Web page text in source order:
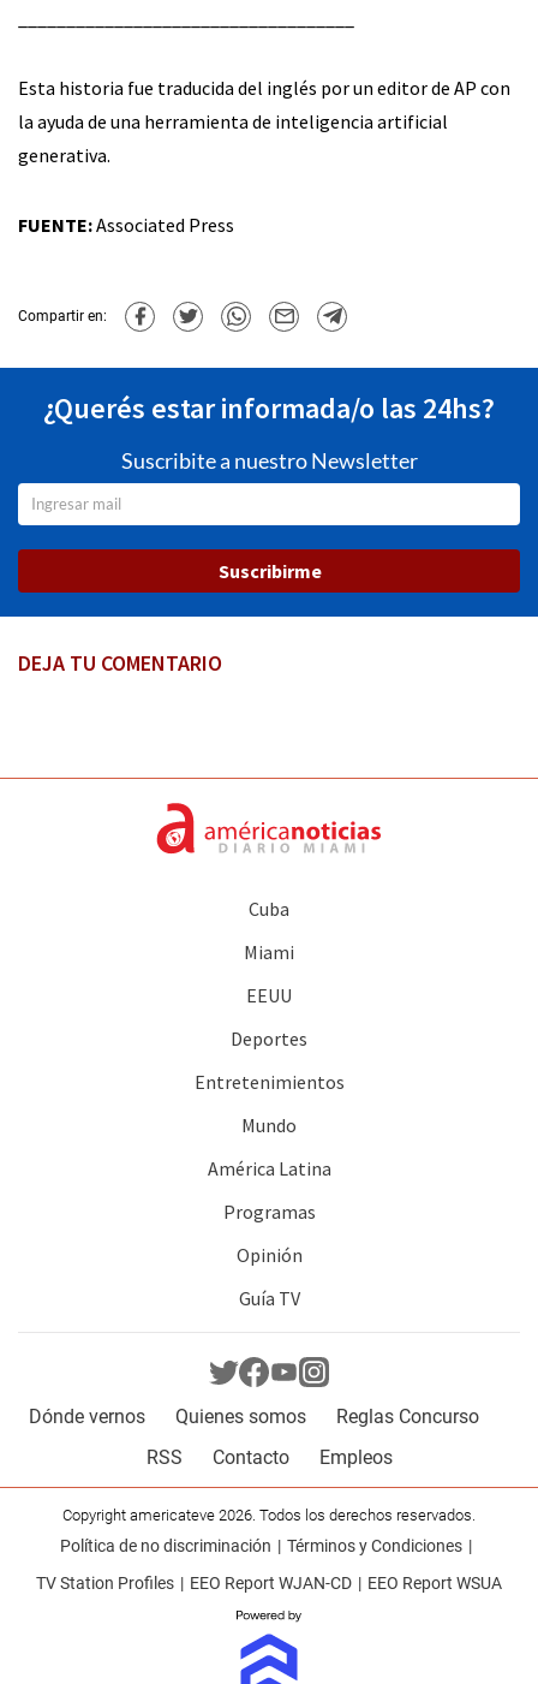
Esta historia fue traducida del inglés por un editor de AP con
la ayuda de una herramienta de inteligencia artificial
generativa.
FUENTE:Associated Press
Compartir en:
¿Querés estar informada/o las 24hs?
Suscribite a nuestro Newsletter
Suscribirme
DEJA TU COMENTARIO
Cuba
Miami
EEUU
Deportes
Entretenimientos
Mundo
América Latina
Programas
Opinión
Guía TV
Dónde vernos Quienes somos
Reglas Concurso
RSS
Contacto Empleos
Copyright americateve 2026. Todos los derechos reservados.
Política de no discriminación
Términos y Condiciones
TV Station Profiles
EEO Report WJAN-CD EEO Report WSUA